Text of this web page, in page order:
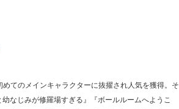
てのメインキャラクターに抜擢され人気を獲得。そ
なじみが修羅場すぎる』『ボールルームへようこ